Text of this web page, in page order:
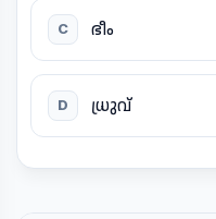
C ഭീം
D ധ്രുവ്